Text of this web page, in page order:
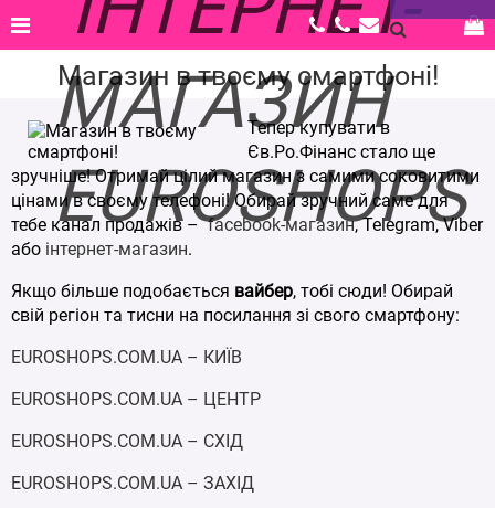
Головна | Новости | Магазин в твоєму смартфоні!
Магазин в твоєму смартфоні!
Тепер купувати в
Єв.Ро.Фінанс стало ще
зручніше! Отримай цілий магазин з самими соковитими
цінами в своєму телефоні! Обирай зручний саме для
тебе канал продажів –facebook-магазин, Telegram, Viber
або інтернет-магазин.
Якщо більше подобається вайбер, тобі сюди! Обирай
свій регіон та тисни на посилання зі свого смартфону:
EUROSHOPS.COM.UA – КИЇВ
EUROSHOPS.COM.UA – ЦЕНТР
EUROSHOPS.COM.UA – СХІД
EUROSHOPS.COM.UA – ЗАХІД